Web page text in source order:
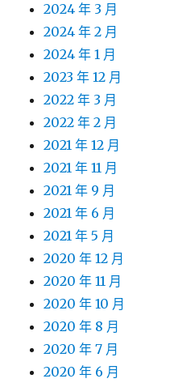
2024 年 3 月
2024 年 2 月
2024 年 1 月
2023 年 12 月
2022 年 3 月
2022 年 2 月
2021 年 12 月
2021 年 11 月
2021 年 9 月
2021 年 6 月
2021 年 5 月
2020 年 12 月
2020 年 11 月
2020 年 10 月
2020 年 8 月
2020 年 7 月
2020 年 6 月